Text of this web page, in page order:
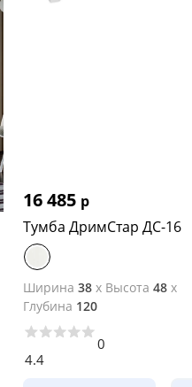
16 485 р
Тумба ДримСтар ДС-16
Ширина 38x Высота 48x
Глубина 120
4.4
0